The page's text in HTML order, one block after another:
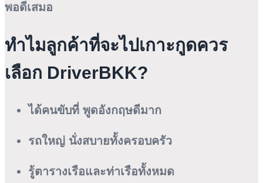
พอดีเสมอ
ทำไมลูกค้าที่จะไปเกาะกูดควร
เลือก DriverBKK?
ได้คนขับที่ พูดอังกฤษดีมาก
รถใหญ่ นั่งสบายทั้งครอบครัว
รู้ตารางเรือและท่าเรือทั้งหมด